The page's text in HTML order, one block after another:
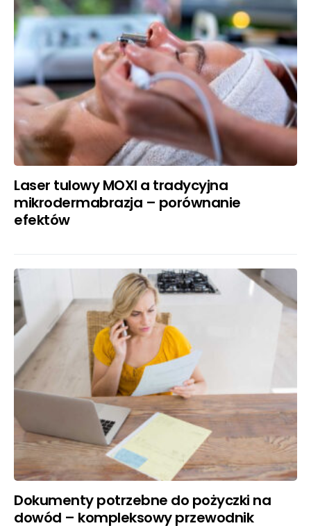
Laser tulowy MOXI a tradycyjna
mikrodermabrazja – porównanie
efektów
Dokumenty potrzebne do pożyczki na
dowód – kompleksowy przewodnik